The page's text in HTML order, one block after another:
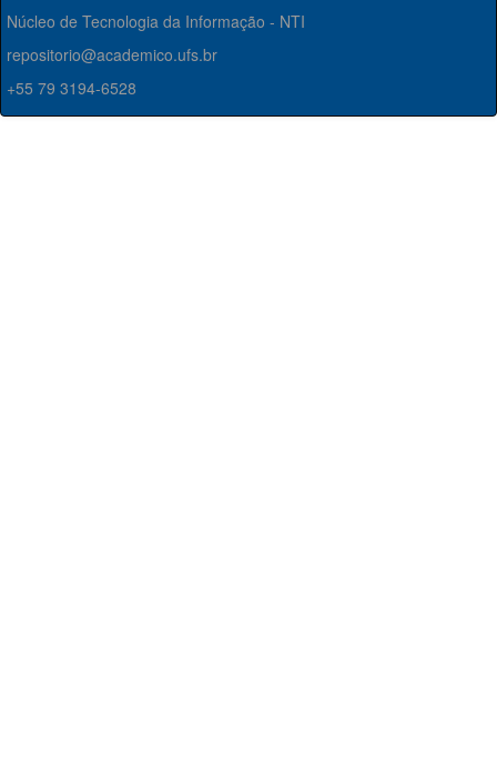
Núcleo de Tecnologia da Informação - NTI
repositorio@academico.ufs.br
+55 79 3194-6528